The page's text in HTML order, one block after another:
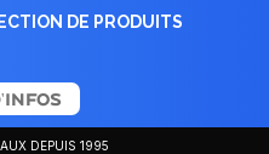
DE PRODUITS
DEPUIS 1995